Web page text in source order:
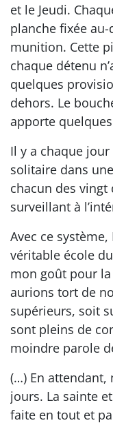
et le Jeudi.
planche fixée
munition. Cette
chaque détenu
quelques
dehors. Le
apporte
Il y a chaque
solitaire dans
chacun des vingt
surveillant à
Avec ce
véritable école
mon goût pour
aurions tort de
supérieurs, soit
sont pleins de
moindre parole
(…) En
jours. La sainte
faite en tout et